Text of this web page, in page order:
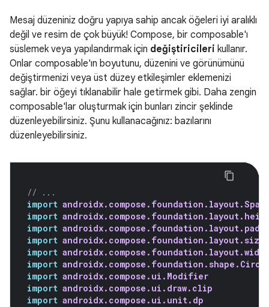
Mesaj düzeniniz doğru yapıya sahip ancak öğeleri iyi aralıklı
değil ve resim de çok büyük! Compose, bir composable'ı
süslemek veya yapılandırmak için değiştiricileri kullanır.
Onlar composable'ın boyutunu, düzenini ve görünümünü
değiştirmenizi veya üst düzey etkileşimler eklemenizi
sağlar. bir öğeyi tıklanabilir hale getirmek gibi. Daha zengin
composable'lar oluşturmak için bunları zincir şeklinde
düzenleyebilirsiniz. Şunu kullanacağınız: bazılarını
düzenleyebilirsiniz.
// ...
import
import
import
import androidx.compose.foundation.layout.size
import androidx.compose.foundation.layout.width
import
import androidx.compose.ui.Modifier
import androidx.compose.ui.draw.clip
import androidx.compose.ui.unit.dp